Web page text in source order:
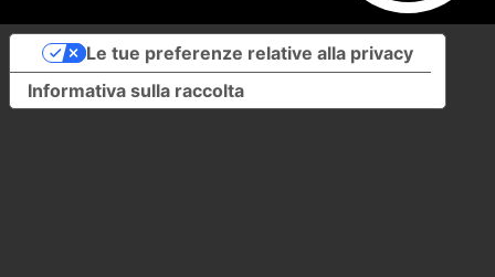
Informativa sulla raccolta
Le tue preferenze relative alla privacy